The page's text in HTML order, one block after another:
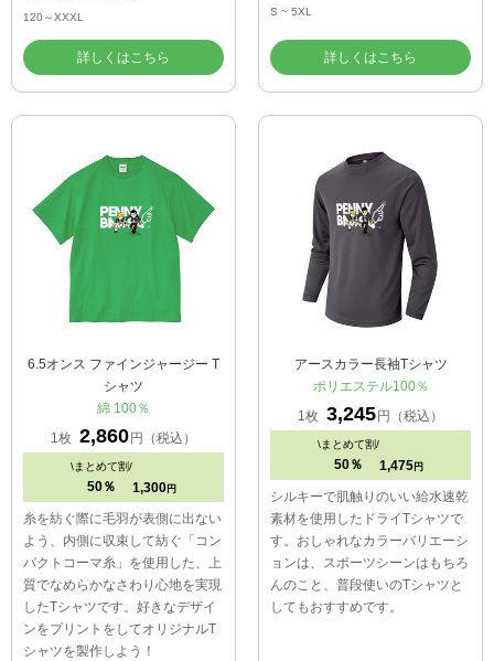
120～XXXL
詳しくはこちら
S ~ 5XL
詳しくはこちら
6.5オンス ファインジャージー T
シャツ
綿 100％
1枚 2,860 円（税込）
\まとめて割/
50％ 1,300 円
糸を紡ぐ際に毛羽が表側に出ない
よう、内側に収束して紡ぐ「コン
パクトコーマ糸」を使用した、上
質でなめらかなさわり心地を実現
したTシャツです。好きなデザイ
ンをプリントをしてオリジナルT
シャツを製作しよう！
アースカラー長袖Tシャツ
ポリエステル100％
1枚 3,245 円（税込）
\まとめて割/
50％ 1,475 円
シルキーで肌触りのいい給水速乾
素材を使用したドライTシャツで
す。おしゃれなカラーバリエーシ
ョンは、スポーツシーンはもちろ
んのこと、普段使いのTシャツと
してもおすすめです。